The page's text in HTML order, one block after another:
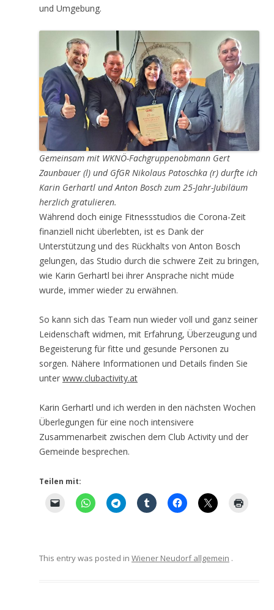
und Umgebung.
Gemeinsam mit WKNÖ-Fachgruppenobmann Gert
Zaunbauer (l) und GfGR Nikolaus Patoschka (r) durfte ich
Karin Gerhartl und Anton Bosch zum 25-Jahr-Jubiläum
herzlich gratulieren.
Während doch einige Fitnessstudios die Corona-Zeit
finanziell nicht überlebten, ist es Dank der
Unterstützung und des Rückhalts von Anton Bosch
gelungen, das Studio durch die schwere Zeit zu bringen,
wie Karin Gerhartl bei ihrer Ansprache nicht müde
wurde, immer wieder zu erwähnen.
So kann sich das Team nun wieder voll und ganz seiner
Leidenschaft widmen, mit Erfahrung, Überzeugung und
Begeisterung für fitte und gesunde Personen zu
sorgen. Nähere Informationen und Details finden Sie
unter www.clubactivity.at
Karin Gerhartl und ich werden in den nächsten Wochen
Überlegungen für eine noch intensivere
Zusammenarbeit zwischen dem Club Activity und der
Gemeinde besprechen.
Teilen mit:
This entry was posted in Wiener Neudorf allgemein .